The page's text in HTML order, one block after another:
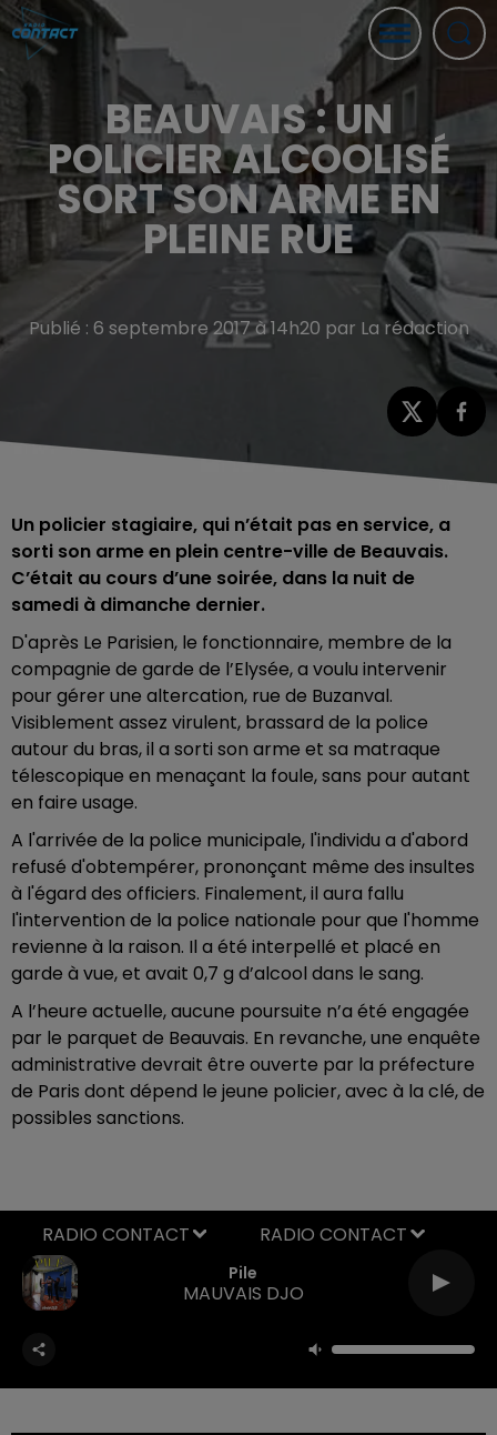
BEAUVAIS : UN
POLICIER ALCOOLISÉ
SORT SON ARME EN
PLEINE RUE
Publié : 6 septembre 2017 à 14h20 par La rédaction
Un policier stagiaire, qui n’était pas en service, a
sorti son arme en plein centre-ville de Beauvais.
C’était au cours d’une soirée, dans la nuit de
samedi à dimanche dernier.
D'après Le Parisien, le fonctionnaire, membre de la
compagnie de garde de l’Elysée, a voulu intervenir
pour gérer une altercation, rue de Buzanval.
Visiblement assez virulent, brassard de la police
autour du bras, il a sorti son arme et sa matraque
télescopique en menaçant la foule, sans pour autant
en faire usage.
A l'arrivée de la police municipale, l'individu a d'abord
refusé d'obtempérer, prononçant même des insultes
à l'égard des officiers. Finalement, il aura fallu
l'intervention de la police nationale pour que l'homme
revienne à la raison. Il a été interpellé et placé en
garde à vue, et avait 0,7 g d’alcool dans le sang.
A l’heure actuelle, aucune poursuite n’a été engagée
par le parquet de Beauvais. En revanche, une enquête
administrative devrait être ouverte par la préfecture
de Paris dont dépend le jeune policier, avec à la clé, de
possibles sanctions.
Pile
MAUVAIS DJO
RADIO CONTACT